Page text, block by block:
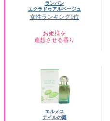
ランバン
エクラドゥアルページュ
女性ランキング1位
お姫様を
連想させる香り
エルメス
ナイルの庭